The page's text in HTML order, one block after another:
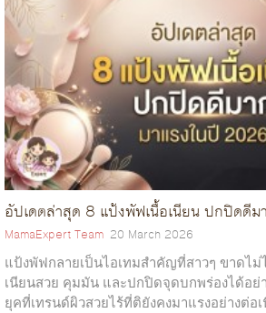
อัปเดตล่าสุด 8 แป้งพัฟเนื้อเนียน ปกปิดดี
MamaExpert Team 20 March 2026
แป้งพัฟกลายเป็นไอเทมสำคัญที่สาวๆ ขาดไม่
เนียนสวย คุมมัน และปกปิดจุดบกพร่องได้อย่
ยุคที่เทรนด์ผิวสวยไร้ที่ติยังคงมาแรงอย่างต่อเ